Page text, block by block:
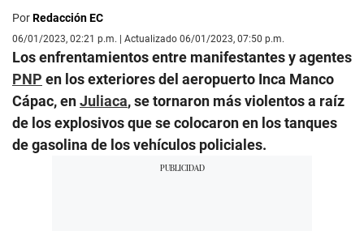
PorRedacción EC
06/01/2023, 02:21 p.m. | Actualizado 06/01/2023, 07:50 p.m.
Los enfrentamientos entre manifestantes y agentes
PNP en los exteriores del aeropuerto Inca Manco
Cápac, enJuliaca, se tornaron más violentos a raíz
de los explosivos que se colocaron en los tanques
de gasolina de los vehículos policiales.